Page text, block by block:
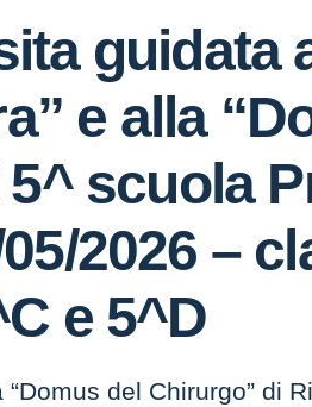
guidata
e alla
scuola
2026 –
e 5^D
del Chirurgo” di